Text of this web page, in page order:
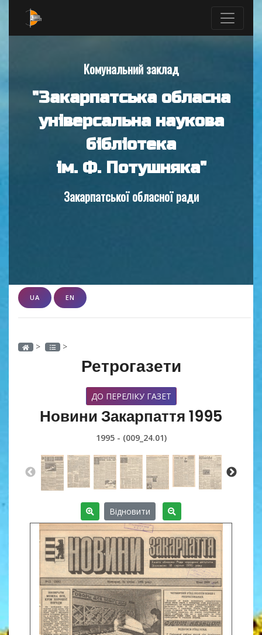
Комунальний заклад
"Закарпатська обласна
універсальна наукова
бібліотека
ім. Ф. Потушняка"
Закарпатської обласної ради
UA EN
> >
Ретрогазети
ДО ПЕРЕЛІКУ ГАЗЕТ
Новини Закарпаття 1995
1995 - (009_24.01)
Відновити